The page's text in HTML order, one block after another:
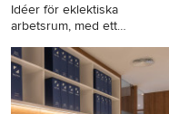
Idéer för eklektiska
arbetsrum, med ett
Idéer för eklektiska
arbetsrum, med ett
skrivbord